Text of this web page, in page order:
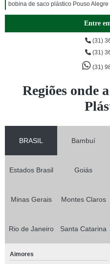
bobina de saco plástico Pouso Alegre
Entre
(31)
(31)
(31)
Regiões onde
BRASIL Bambuí
Estados Brasil Goiás
Minas Gerais Montes Claros
Rio de Janeiro Santa Catarina
Aimores